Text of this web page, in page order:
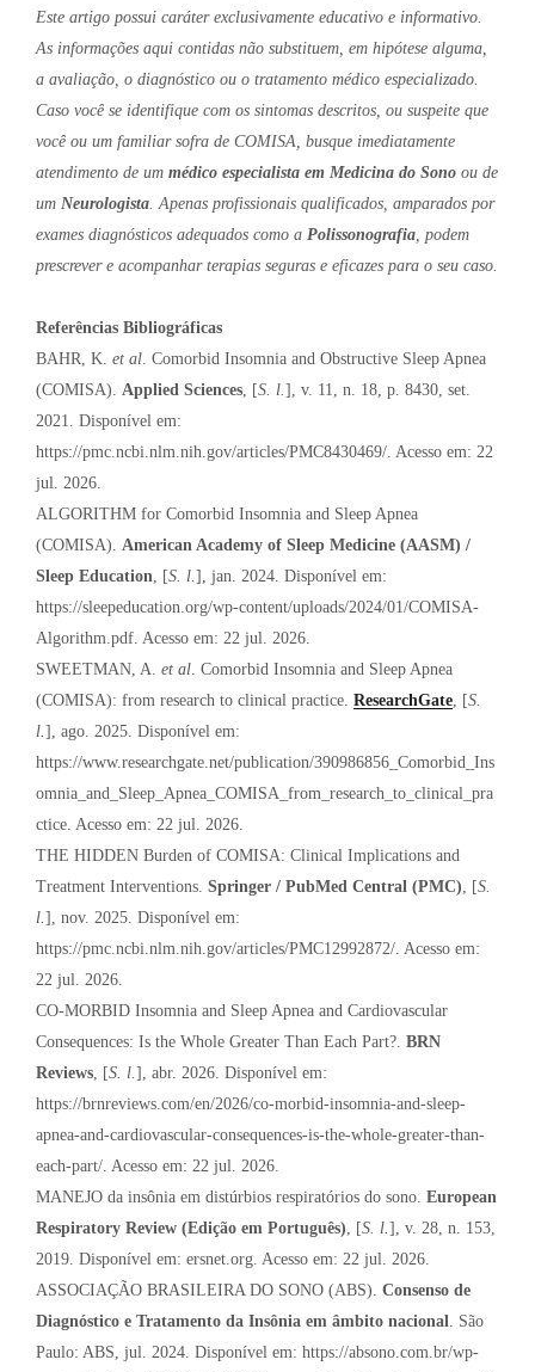
Este artigo possui caráter exclusivamente educativo e informativo.
As informações aqui contidas não substituem, em hipótese alguma,
a avaliação, o diagnóstico ou o tratamento médico especializado.
Caso você se identifique com os sintomas descritos, ou suspeite que
você ou um familiar sofra de COMISA, busque imediatamente
atendimento de um médico especialista em Medicina do Sono ou de
um Neurologista . Apenas profissionais qualificados, amparados por
exames diagnósticos adequados como a Polissonografia , podem
prescrever e acompanhar terapias seguras e eficazes para o seu caso.
Referências Bibliográficas
BAHR, K. et al . Comorbid Insomnia and Obstructive Sleep Apnea
(COMISA). Applied Sciences , [S. l. ], v. 11, n. 18, p. 8430, set.
2021. Disponível em:
https://pmc.ncbi.nlm.nih.gov/articles/PMC8430469/. Acesso em: 22
jul. 2026.
ALGORITHM for Comorbid Insomnia and Sleep Apnea
(COMISA). American Academy of Sleep Medicine (AASM) /
Sleep Education , [S. l. ], jan. 2024. Disponível em:
https://sleepeducation.org/wp-content/uploads/2024/01/COMISA-
Algorithm.pdf. Acesso em: 22 jul. 2026.
SWEETMAN, A. et al . Comorbid Insomnia and Sleep Apnea
(COMISA): from research to clinical practice. ResearchGate , [S.
l. ], ago. 2025. Disponível em:
https://www.researchgate.net/publication/390986856_Comorbid_Ins
omnia_and_Sleep_Apnea_COMISA_from_research_to_clinical_pra
ctice. Acesso em: 22 jul. 2026.
THE HIDDEN Burden of COMISA: Clinical Implications and
Treatment Interventions. Springer / PubMed Central (PMC) , [S.
l. ], nov. 2025. Disponível em:
https://pmc.ncbi.nlm.nih.gov/articles/PMC12992872/. Acesso em:
22 jul. 2026.
CO-MORBID Insomnia and Sleep Apnea and Cardiovascular
Consequences: Is the Whole Greater Than Each Part?. BRN
Reviews , [S. l. ], abr. 2026. Disponível em:
https://brnreviews.com/en/2026/co-morbid-insomnia-and-sleep-
apnea-and-cardiovascular-consequences-is-the-whole-greater-than-
each-part/. Acesso em: 22 jul. 2026.
MANEJO da insônia em distúrbios respiratórios do sono. European
Respiratory Review (Edição em Português) , [S. l. ], v. 28, n. 153,
2019. Disponível em: ersnet.org. Acesso em: 22 jul. 2026.
ASSOCIAÇÃO BRASILEIRA DO SONO (ABS). Consenso de
Diagnóstico e Tratamento da Insônia em âmbito nacional . São
Paulo: ABS, jul. 2024. Disponível em: https://absono.com.br/wp-